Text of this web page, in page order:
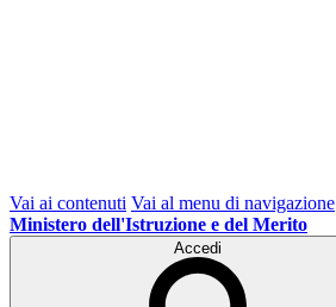
Vai ai contenuti Vai al menu di navigazione
Ministero dell'Istruzione e del Merito
Accedi